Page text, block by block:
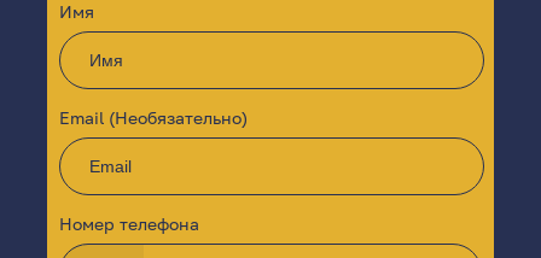
Имя
Email (Необязательно)
Номер телефона